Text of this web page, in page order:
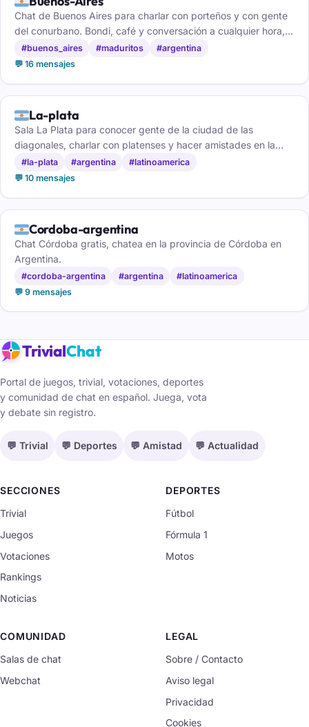
Chat de Buenos Aires para charlar con porteños y con gente
del conurbano. Bondi, café y conversación a cualquier hora,
gratis y sin registro.
#buenos_aires #maduritos
#argentina
💬 16 mensajes
🇦🇷La-plata
Sala La Plata para conocer gente de la ciudad de las
diagonales, charlar con platenses y hacer amistades en la
capital bonaerense.
#la-plata #argentina
#latinoamerica
💬 10 mensajes
🇦🇷Cordoba-argentina
Chat Córdoba gratis, chatea en la provincia de Córdoba en
Argentina.
#cordoba-argentina #argentina
#latinoamerica
💬 9 mensajes
TrivialChat
Portal de juegos, trivial, votaciones, deportes
y comunidad de chat en español. Juega, vota
y debate sin registro.
💬 Trivial 💬 Deportes 💬 Amistad 💬 Actualidad
SECCIONES
Trivial
Juegos
Votaciones
Rankings
Noticias
DEPORTES
Fútbol
Fórmula 1
Motos
COMUNIDAD
Salas de chat
Webchat
LEGAL
Sobre / Contacto
Aviso legal
Privacidad
Cookies